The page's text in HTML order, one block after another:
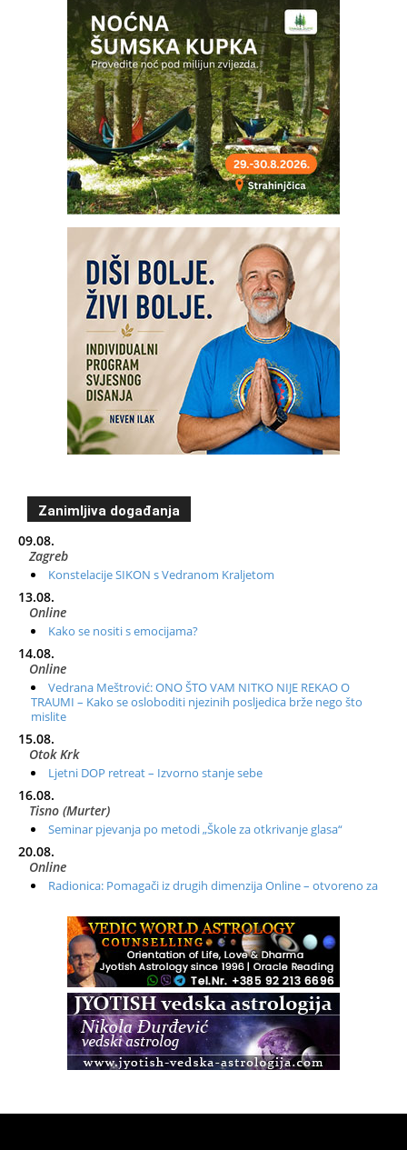
Zanimljiva događanja
09.08.
Zagreb
Konstelacije SIKON s Vedranom Kraljetom
13.08.
Online
Kako se nositi s emocijama?
14.08.
Online
Vedrana Meštrović: ONO ŠTO VAM NITKO NIJE REKAO O
TRAUMI – Kako se osloboditi njezinih posljedica brže nego što
mislite
15.08.
Otok Krk
Ljetni DOP retreat – Izvorno stanje sebe
16.08.
Tisno (Murter)
Seminar pjevanja po metodi „Škole za otkrivanje glasa“
20.08.
Online
Radionica: Pomagači iz drugih dimenzija Online – otvoreno za
Zagreb+Online
Osnovni ThetaHealing® tečaj, Zagreb i Online
Access BARS®, otpusti stres
Access Energetski Facelift®